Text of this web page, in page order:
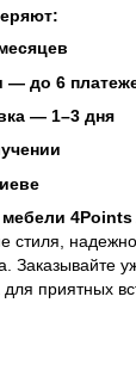
— до 6
— 1–3 дня
4Points
стиля,
Заказывайте
приятных